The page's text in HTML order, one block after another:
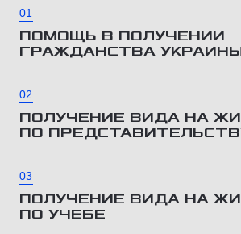
01
ПОМОЩЬ В ПОЛУЧЕНИИ
ГРАЖДАНСТВА
02
ПОЛУЧЕНИЕ ВИДА НА
ПО
03
ПОЛУЧЕНИЕ ВИДА НА
ПО УЧЕБЕ